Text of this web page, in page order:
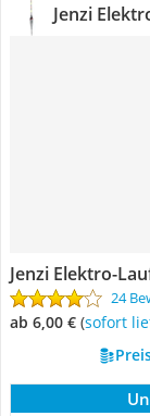
Jenzi
Jenzi Elektro-
24
ab 6,00 € ( Sofort